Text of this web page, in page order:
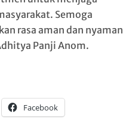
Semoga
rasa aman dan nyaman
Panji Anom.
Facebook